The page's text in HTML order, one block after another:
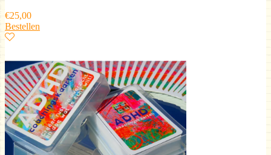
€25,00
Bestellen